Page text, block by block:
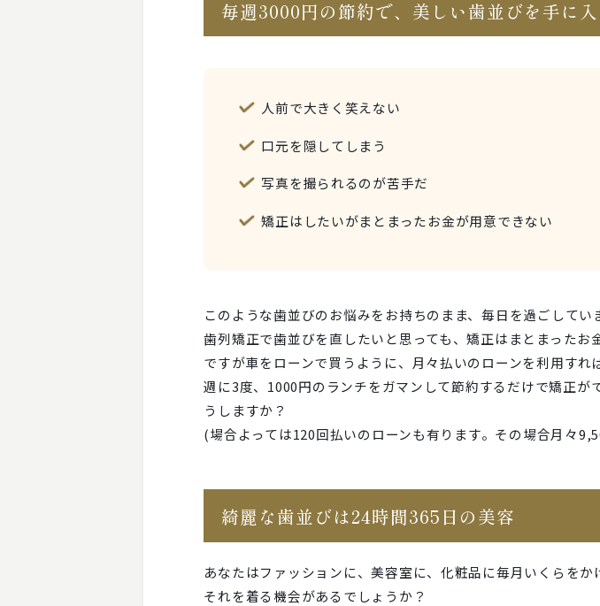
毎週3000円の節約で、美しい歯並びを手に
人前で大きく笑えない
口元を隠してしまう
写真を撮られるのが苦手だ
矯正はしたいがまとまったお金が用意できない
このような歯並びのお悩みをお持ちのまま、毎日を過ごしてい
歯列矯正で歯並びを直したいと思っても、矯正はまとまったお
ですが車をローンで買うように、月々払いのローンを利用すれ
週に3度、1000円のランチをガマンして節約するだけで矯正
うしますか？
(場合よっては120回払いのローンも有ります。その場合月々
綺麗な歯並びは24時間365日の美容
あなたはファッションに、美容室に、化粧品に毎月いくらを
それを着る機会があるでしょうか？